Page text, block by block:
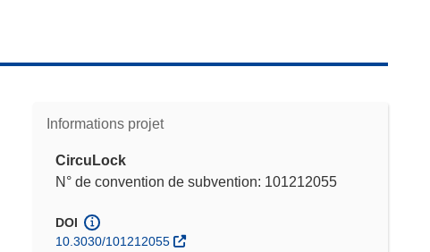
Informations projet
CircuLock
N° de convention de subvention: 101212055
DOI
10.3030/101212055